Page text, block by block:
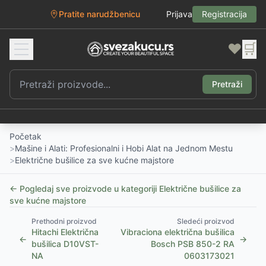
Pratite narudžbenicu Prijava Registracija
❤️ 🛒
Pretraži
Početak
>Mašine i Alati: Profesionalni i Hobi Alat na Jednom Mestu
>Električne bušilice za sve kućne majstore
← Pogledaj sve proizvode u kategoriji Električne bušilice za
sve kućne majstore
←
Prethodni proizvod
Hitachi Električna
bušilica D10VST-
NA
Sledeći proizvod
Vibraciona električna bušilica
Bosch PSB 850-2 RA
0603173021
→